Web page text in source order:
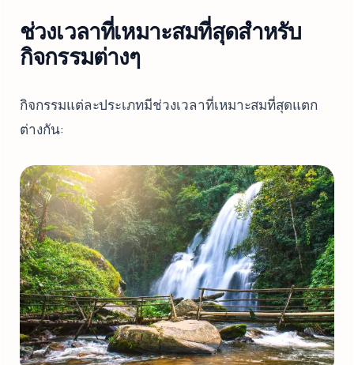
ช่วงเวลาที่เหมาะสมที่สุดสำหรับ
กิจกรรมต่างๆ
กิจกรรมแต่ละประเภทมีช่วงเวลาที่เหมาะสมที่สุดแตก
ต่างกัน: